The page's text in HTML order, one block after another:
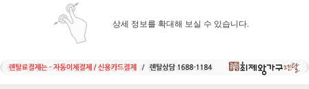
상세 정보를 확대해 보실 수 있습니다.